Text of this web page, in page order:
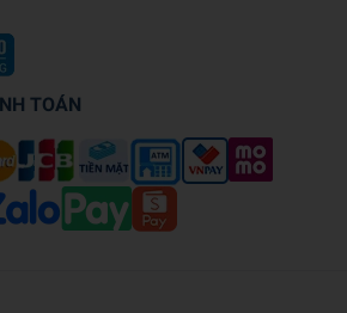
TOÁN